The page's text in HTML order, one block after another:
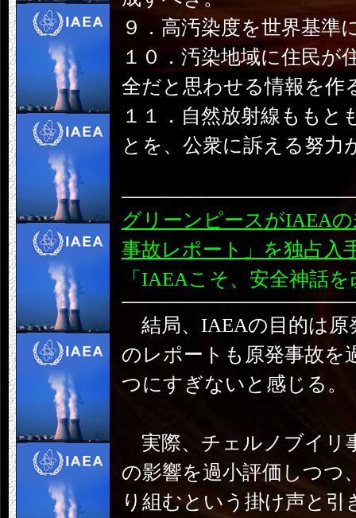
９．高汚染度を世界基準
１０．汚染地域に住民が
全だと思わせる情報を作
１１．自然放射線ももと
とを、公衆に訴える努力
グリーンピースがIAEA
事故レポート」を独占入
「IAEAこそ、安全神話
結局、IAEAの目的は原
のレポートも原発事故を
つにすぎないと感じる。
実際、チェルノブイリ
の影響を過小評価しつつ
り組むという掛け声と引